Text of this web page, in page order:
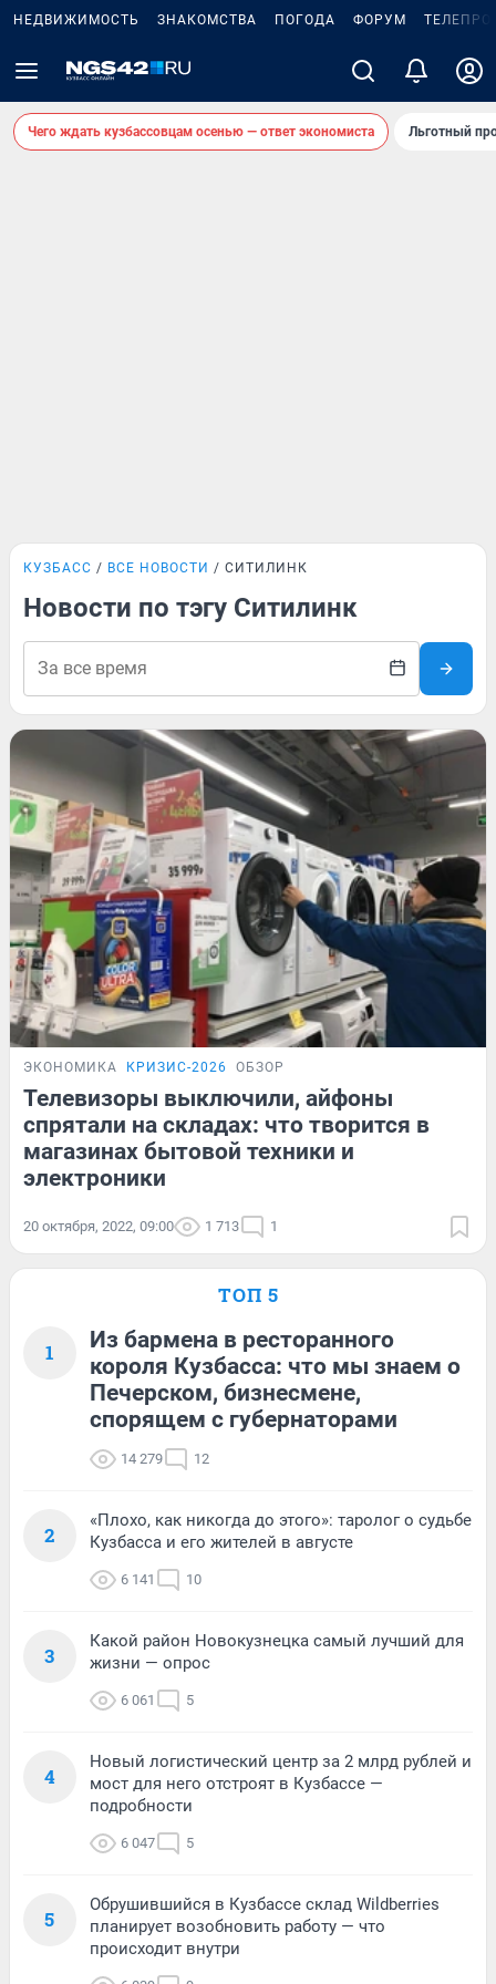
НЕДВИЖИМОСТЬ ЗНАКОМСТВА ПОГОДА ФОРУМ
Чего ждать кузбассовцам осенью — ответ экономиста Льготный
КУЗБАСС ВСЕ НОВОСТИ СИТИЛИНК
Новости по тэгу Ситилинк
ЭКОНОМИКА КРИЗИС-2026 ОБЗОР
Телевизоры выключили, айфоны
спрятали на складах: что творится в
магазинах бытовой техники и
электроники
20 октября, 2022, 09:00 1 713 1
ТОП 5
1
Из бармена в ресторанного
короля Кузбасса: что мы знаем о
Печерском, бизнесмене,
спорящем с губернаторами
14 279 12
2
«Плохо, как никогда до этого»: таролог о судьбе
Кузбасса и его жителей в августе
6 141 10
3
Какой район Новокузнецка самый лучший для
жизни — опрос
6 061 5
4
Новый логистический центр за 2 млрд рублей и
мост для него отстроят в Кузбассе —
подробности
6 047 5
5
Обрушившийся в Кузбассе склад Wildberries
планирует возобновить работу — что
происходит внутри